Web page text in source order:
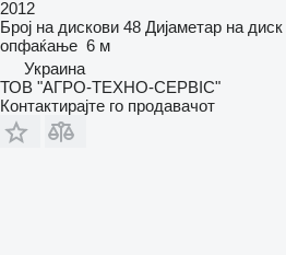
2012
Број на дискови 48 Дијаметар на диск
опфаќање 6 м
Украина
ТОВ "АГРО-ТЕХНО-СЕРВІС"
Контактирајте го продавачот